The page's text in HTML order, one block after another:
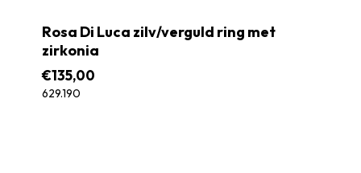
Rosa Di Luca zilv/verguld ring met
zirkonia
€135,00
629.190